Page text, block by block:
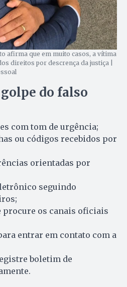
afirma que em muito casos, a vítima
direitos por descrença da justiça |
do falso
com tom de urgência;
ou códigos recebidos por
orientadas por
seguindo
procure os canais oficiais
entrar em contato com a
boletim de